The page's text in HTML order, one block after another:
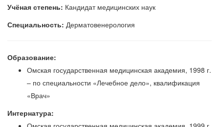
Учёная степень: Кандидат медицинских наук
Специальность: Дерматовенерология
Образование:
Омская государственная медицинская академия, 1998 г.
– по специальности «Лечебное дело», квалификация
«Врач»
Интернатура: